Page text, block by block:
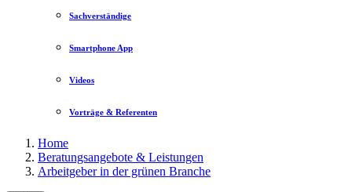
Sachverständige
Smartphone App
Videos
Vorträge & Referenten
Home
Beratungsangebote & Leistungen
Arbeitgeber in der grünen Branche